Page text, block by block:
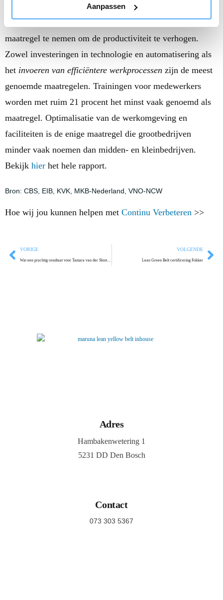
Aanpassen
grootbedrijf (bijna 84 procent). Daarnaast geven
ondernemers in het grootbedrijf vaker aan meer dan één
maatregel te nemen om de productiviteit te verhogen.
Zowel investeringen in technologie en automatisering als
het invoeren van efficiëntere werkprocessen zijn de meest
genoemde maatregelen. Trainingen voor medewerkers
worden met ruim 21 procent het minst vaak genoemd als
maatregel. Optimalisatie van de werkomgeving en
faciliteiten is de enige maatregel die grootbedrijven
minder vaak noemen dan midden- en kleinbedrijven.
Bekijk hier het hele rapport.
Bron: CBS, EIB, KVK, MKB-Nederland, VNO-NCW
Hoe wij jou kunnen helpen met Continu Verbeteren >>
VORIGE
Wat een prachtig resultaat voor Tamara van der Sloot Gemeente Utrecht
VOLGENDE
Lean Green Belt certificering Fokker
Adres
Hambakenwetering 1
5231 DD Den Bosch
Contact
073 303 5367